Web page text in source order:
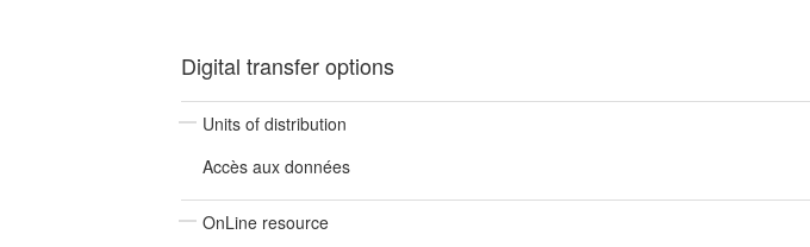
Digital transfer options
Units of distribution
Accès aux données
OnLine resource